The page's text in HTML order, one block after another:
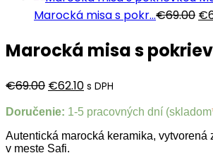
Marocká misa s pokr...€69.00 €
Marocká misa s
€69.00 Pôvodná
bola:
€69.00.
€62.10Aktuálna
je:
€62.10.
s DPH
Doručenie: 1-5 pracovných dní (skladom
Autentická marocká keramika, vytvorená
v meste Safi.